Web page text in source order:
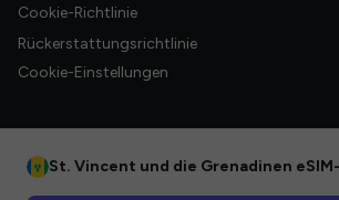
Cookie-Richtlinie
Rückerstattungsrichtlinie
Cookie-Einstellungen
St. Vincent und die Grenadinen